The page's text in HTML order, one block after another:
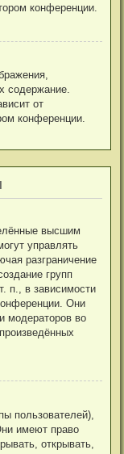
конференции.
содержание.
от
конференции.
высшим
управлять
разграничение
групп
п., в зависимости
Они
модераторов во
пользователей),
имеют право
открывать,